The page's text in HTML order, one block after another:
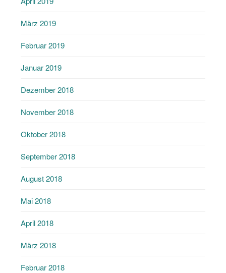
März 2019
Februar 2019
Januar 2019
Dezember 2018
November 2018
Oktober 2018
September 2018
August 2018
Mai 2018
April 2018
März 2018
Februar 2018